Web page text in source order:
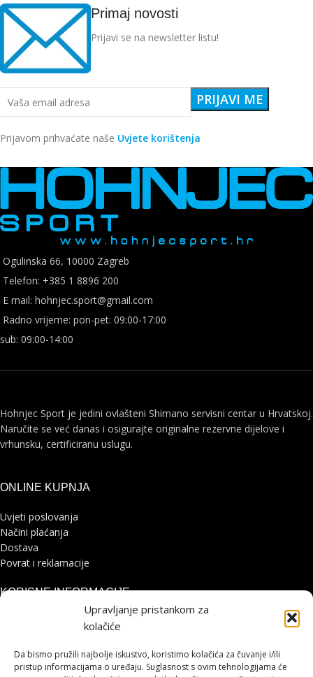
Upravljanje pristankom za
kolačiće
Da bismo pružili najbolje iskustvo, koristimo kolačića za čuvanje i/ili
pristup informacijama o uređaju. Suglasnost s ovim tehnologijama će
Primaj novosti
Prijavi se na newsletter listu!
Prijavom prihvaćate naše Uvjete korištenja
Ogulinska 66, 10000 Zagreb
Telefon: +385 1 8896 200
E mail: hohnjec.sport@gmail.com
Radno vrijeme: pon-pet: 09:00-17:00
sub: 09:00-14:00
Hohnjec Sport je jedini ovlašteni Shimano servisni centar u Hrvatskoj.
Naručite se već danas i osigurajte originalne rezervne dijelove i
vrhunsku, certificiranu uslugu.
ONLINE KUPNJA
Uvjeti poslovanja
Načini plaćanja
Dostava
Povrat i reklamacije
KORISNE INFORMACIJE
Zaštita osobnih podataka
Pohvale i prigovori
Platforma za online rješavanje sporova